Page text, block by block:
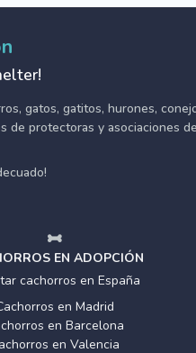
gatos, gatitos, hurones,
de protectoras y asociaciones
EN ADOPCIÓN
cachorros en España
en Madrid
en Barcelona
en Valencia